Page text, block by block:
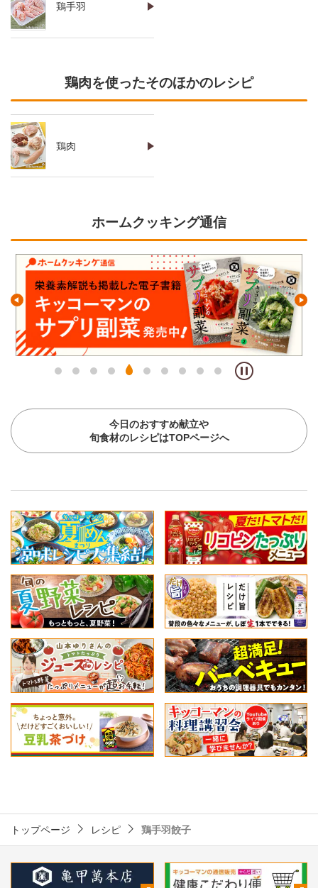
鶏手羽
鶏肉を使ったそのほかのレシピ
鶏肉
ホームクッキング通信
今日のおすすめ献立や
旬食材のレシピはTOPページへ
トップページ レシピ 鶏手羽餃子